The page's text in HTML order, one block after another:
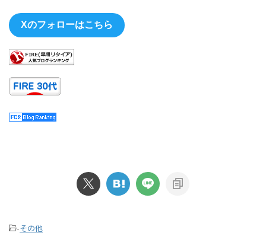
Xのフォローはこちら
-その他